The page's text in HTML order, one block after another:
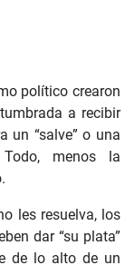
político crearon
a recibir
un “salve” o una
menos la
les resuelva, los
dar “su plata”
de lo alto de un